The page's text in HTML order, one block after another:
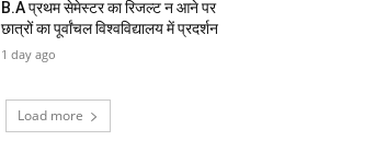
B.A प्रथम सेमेस्टर का रिजल्ट न आने पर
छात्रों का पूर्वांचल विश्वविद्यालय में प्रदर्शन
1 day ago
Load more